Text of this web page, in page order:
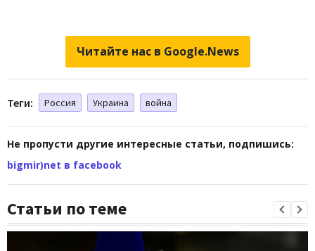
Читайте нас в Google.News
Теги: Россия Украина война
Не пропусти другие интересные статьи, подпишись:
bigmir)net в facebook
Статьи по теме